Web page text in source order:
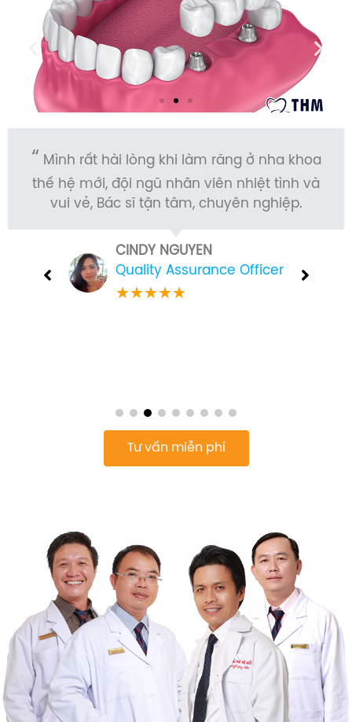
lòng khi làm răng ở nha khoa
ngũ nhân viên nhiệt tình và
sĩ tận tâm, chuyên nghiệp.
NGUYEN
Assurance Officer
Mình mới
Mới, cảm thấy
làm rất nhẹ
Tư vấn miễn phí